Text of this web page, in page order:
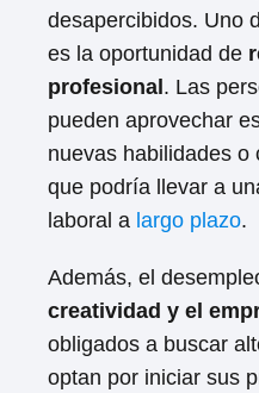
desapercibidos. Uno
es la oportunidad de
profesional . Las
pueden aprovechar
nuevas habilidades o
que podría llevar a
laboral a largo plazo.
Además, el
creatividad y el
obligados a buscar
optan por iniciar sus